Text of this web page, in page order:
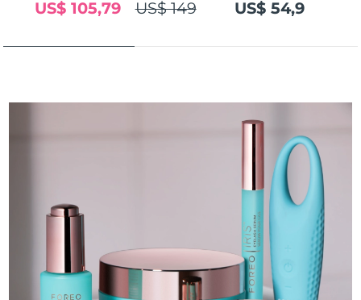
US$ 149
US$ 105,79 US$ 54,9